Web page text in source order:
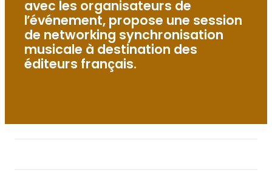
avec les organisateurs de
l’événement, propose une session
de networking synchronisation
musicale à destination des
éditeurs français.